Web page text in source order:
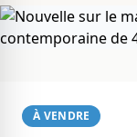
À VENDRE